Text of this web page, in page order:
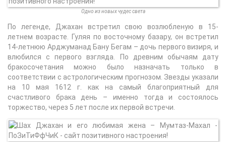
Одно из новых чудес света
По легенде, Джахан встретил свою возлюбленую в 15-
летнем возрасте. Гуляя по восточному базару, он встретил
14-летнюю Арджуманад Бану Бегам – дочь первого визиря, и
влюбился с первого взгляда. По древним обычаям дату
бракосочетания можно было назначать только в
соответствии с астрологическим прогнозом. Звезды указали
на 10 мая 1612 г. как на самый благоприятный для
счастливого брака день – именно тогда и состоялось
торжество, через 5 лет после их первой встречи.